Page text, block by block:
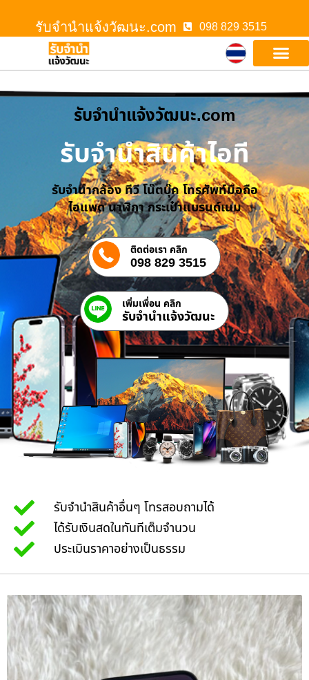
รับจํานําแจ้งวัฒนะ.com 098 829 3515
รับจํานําแจ้งวัฒนะ.com
รับจำนำสินค้าไอที
รับจำนำกล้อง ทีวี โน๊ตบุ๊ค โทรศัพท์มือถือ
ไอแพด นาฬิกา กระเป๋าแบรนด์เนม
ติดต่อเรา คลิก
098 829 3515
เพิ่มเพื่อน คลิก
รับจํานําแจ้งวัฒนะ
รับจำนำสินค้าอื่นๆ โทรสอบถามได้
ได้รับเงินสดในทันทีเต็มจำนวน
ประเมินราคาอย่างเป็นธรรม